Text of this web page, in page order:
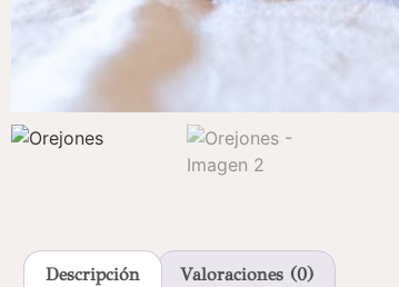
Descripción Valoraciones (0)